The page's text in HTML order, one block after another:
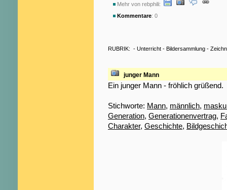
Mehr von rebphili:
Kommentare: 0
RUBRIK: - Unterricht - Bildersammlung -
junger Mann
Ein junger Mann - fröhlich grüßend.
Stichworte: Mann, männlich,
Generation, Generationenvertrag,
Charakter, Geschichte,